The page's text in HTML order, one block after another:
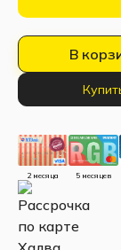
В
2 месяца 5 месяцев